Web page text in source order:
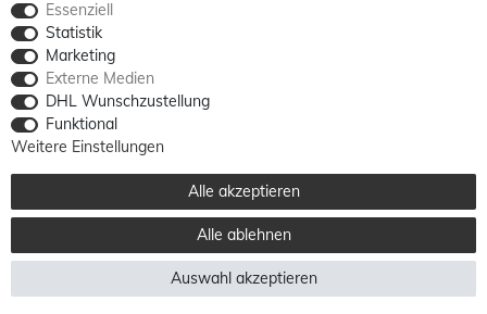
Alle Preise sind inkl. MwSt. / **Kostenloser Versand innerhalb Deutschlands möglich.
Versandkosten in andere Länder finden Siehier
Essenziell
Statistik
Marketing
Externe Medien
DHL Wunschzustellung
Funktional
Weitere Einstellungen
Alle akzeptieren
Alle ablehnen
Auswahl akzeptieren